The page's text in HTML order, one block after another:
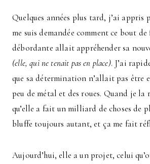
Quelques années plus tard, j’ai appris
me suis demandée comment ce bout de
débordante allait appréhender sa
(elle, qui ne tenait pas en place). J’ai
que sa détermination n’allait pas être
peu de métal et des roues. Quand je la
qu’elle a fait un milliard de choses de
bluffe toujours autant, et ça me fait
Aujourd’hui, elle a un projet, celui